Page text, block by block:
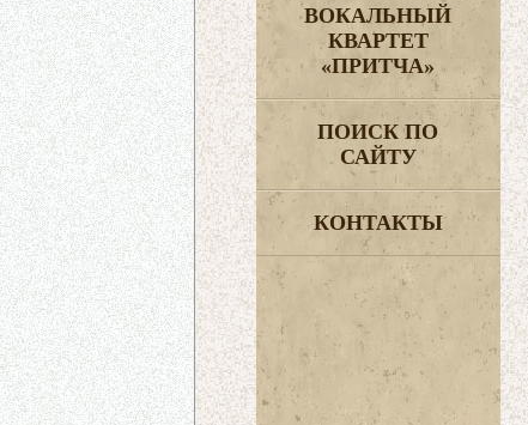
ВОКАЛЬНЫЙ
КВАРТЕТ
«ПРИТЧА»
ПОИСК ПО
САЙТУ
КОНТАКТЫ